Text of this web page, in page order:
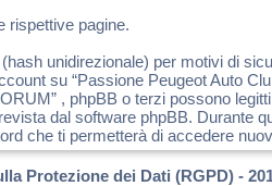
rispettive pagine.
unidirezionale) per motivi di
su “Passione Peugeot Auto
, phpBB o terzi possono
dal software phpBB. Durante
che ti permetterà di accedere
Protezione dei Dati (RGPD) -